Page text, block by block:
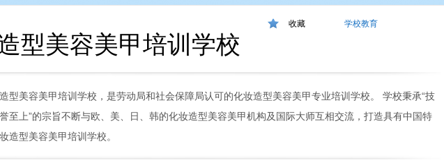
收藏 学校教育
型美容美甲培训学校
型美容美甲培训学校，是劳动局和社会保障局认可的化妆造型美容美甲专业培训学校。 学校秉承“技
至上”的宗旨不断与欧、美、日、韩的化妆造型美容美甲机构及国际大师互相交流，打造具有中国特
造型美容美甲培训学校。